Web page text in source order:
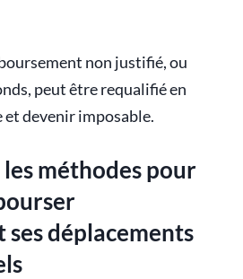
non justifié, ou
peut être requalifié en
et devenir imposable.
méthodes pour
déplacements